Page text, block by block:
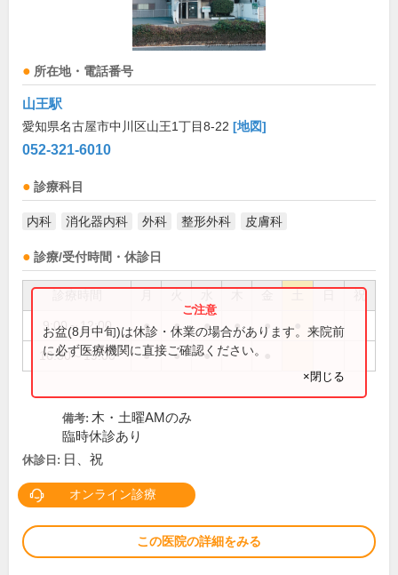
所在地・電話番号
山王駅
愛知県名古屋市中川区山王1丁目8-22 [地図]
052-321-6010
診療科目
内科 消化器内科 外科 整形外科 皮膚科
診療/受付時間・休診日
祝
9:00～12:00 ● ● ● ● ●
16:30～19:00 ● ● ●
お盆(8月中旬)は休診・休業の場合があります。来院前
に必ず医療機関に直接ご確認ください。
×閉じる
備考: 木・土曜AMのみ
臨時休診あり
休診日: 日、祝
オンライン診療
この医院の詳細をみる